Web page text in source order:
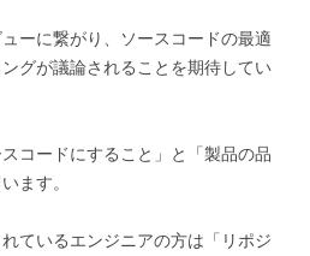
ーに繋がり、ソースコードの最適
グが議論されることを期待してい
コードにすること」と「製品の品
ます。
ているエンジニアの方は「リポジ